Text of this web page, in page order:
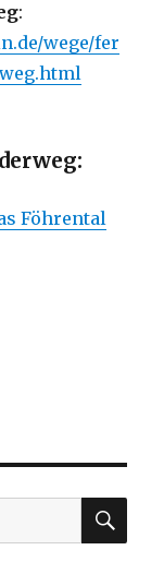
:
wege/fer
Föhrental